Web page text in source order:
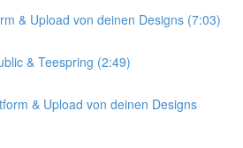
& Upload von deinen Designs (7:03)
& Teespring (2:49)
& Upload von deinen Designs